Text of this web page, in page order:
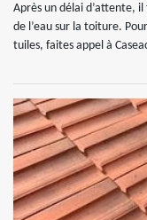
Après un délai d’attente,
de l’eau sur la toiture.
tuiles, faites appel à